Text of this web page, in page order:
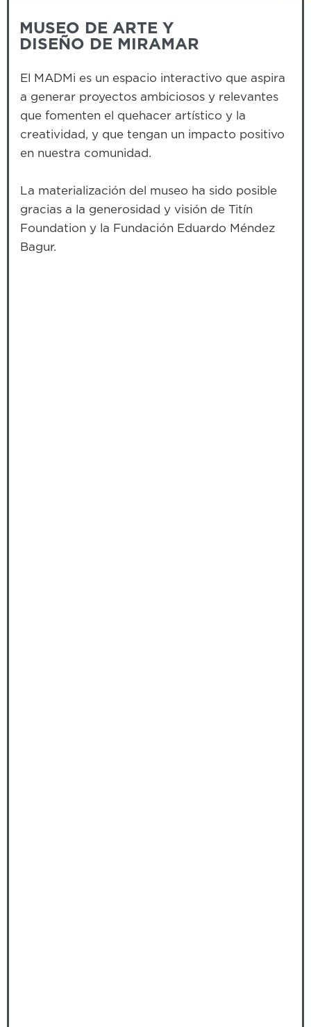
MUSEO DE ARTE Y
DISEÑO DE MIRAMAR
El MADMi es un espacio interactivo que aspira
a generar proyectos ambiciosos y relevantes
que fomenten el quehacer artístico y la
creatividad, y que tengan un impacto positivo
en nuestra comunidad.
La materialización del museo ha sido posible
gracias a la generosidad y visión de Titín
Foundation y la Fundación Eduardo Méndez
Bagur.